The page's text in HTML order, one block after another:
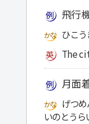
飛行
ひこ
The
月面
げつ
いのとうら